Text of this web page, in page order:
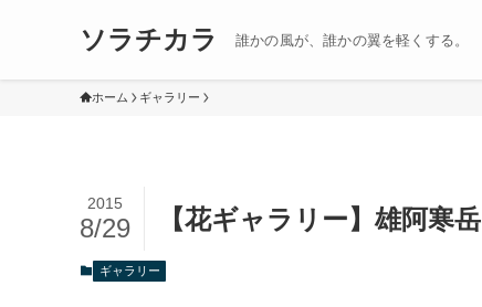
ソラチカラ 誰かの風が、誰かの翼を軽くする。
ホーム ギャラリー
【花ギャラリー】雄阿寒岳
2015
8/29
ギャラリー